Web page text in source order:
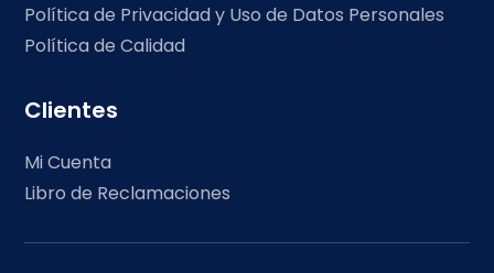
Política de Privacidad y Uso de Datos Personales
Política de Calidad
Clientes
Mi Cuenta
Libro de Reclamaciones